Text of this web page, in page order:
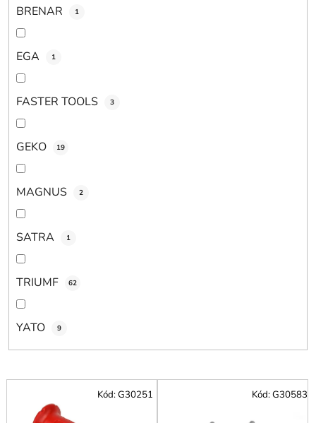
BRENAR 1
EGA 1
FASTER TOOLS 3
GEKO 19
MAGNUS 2
SATRA 1
TRIUMF 62
YATO 9
V Kód:G30251 Kód:G30583